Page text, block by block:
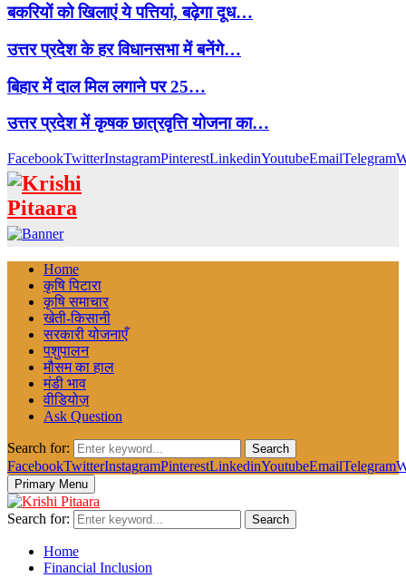
बकरियों को खिलाएं ये पत्तियां, बढ़ेगा दूध…
उत्तर प्रदेश के हर विधानसभा में बनेंगे…
बिहार में दाल मिल लगाने पर 25…
उत्तर प्रदेश में कृषक छात्रवृत्ति योजना का…
FacebookTwitterInstagramPinterestLinkedinYoutubeEmailTelegram
Home
कृषि पिटारा
कृषि समाचार
खेती-किसानी
सरकारी योजनाएँ
पशुपालन
मौसम का हाल
मंडी भाव
वीडियोज़
Ask Question
Search for: Search
FacebookTwitterInstagramPinterestLinkedinYoutubeEmailTelegram
Primary Menu
Search for: Search
Home
Financial Inclusion